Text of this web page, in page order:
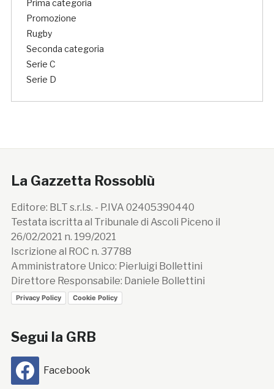
Prima categoria
Promozione
Rugby
Seconda categoria
Serie C
Serie D
La Gazzetta Rossoblù
Editore: BLT s.r.l.s. - P.IVA 02405390440
Testata iscritta al Tribunale di Ascoli Piceno il
26/02/2021 n. 199/2021
Iscrizione al ROC n. 37788
Amministratore Unico: Pierluigi Bollettini
Direttore Responsabile: Daniele Bollettini
Privacy Policy Cookie Policy
Segui la GRB
Facebook